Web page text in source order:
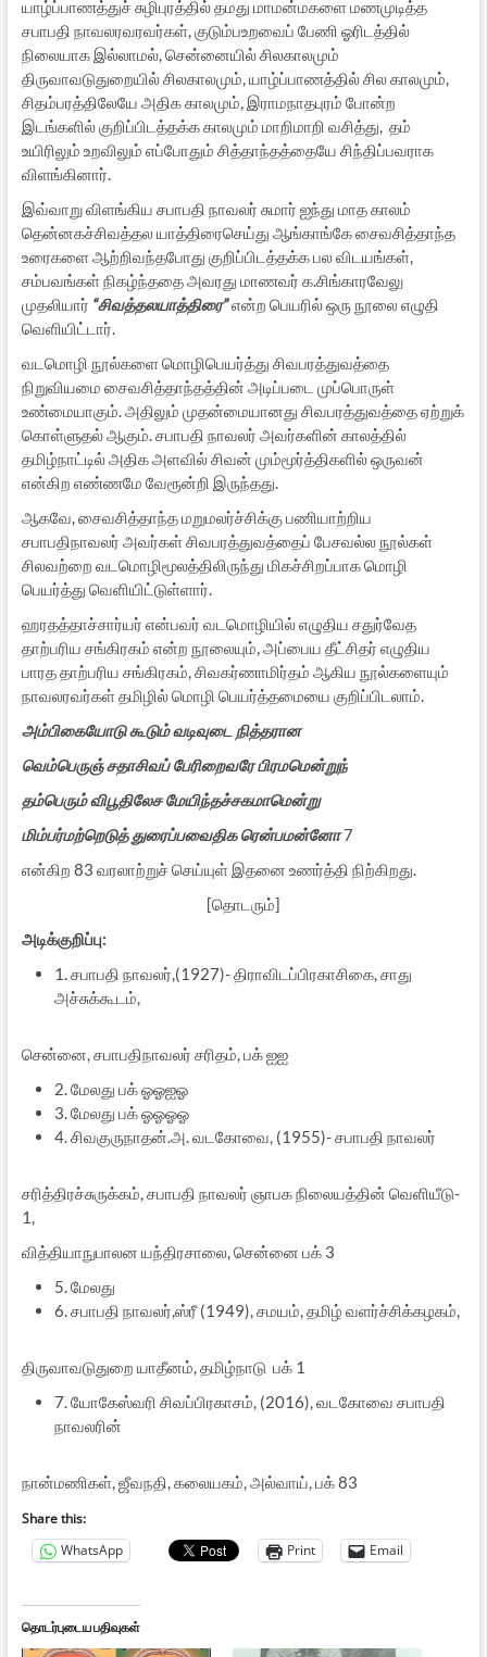
யாழ்ப்பாணத்துச் சுழிபுரத்தில் தமது மாமன்மகளை மணமுடித்த
சபாபதி நாவலரவரவர்கள், குடும்பஉறவைப் பேணி ஓரிடத்தில்
நிலையாக இல்லாமல், சென்னையில் சிலகாலமும்
திருவாவடுதுறையில் சிலகாலமும், யாழ்ப்பாணத்தில் சில காலமும்,
சிதம்பரத்திலேயே அதிக காலமும், இராமநாதபுரம் போன்ற
இடங்களில் குறிப்பிடத்தக்க காலமும் மாறிமாறி வசித்து, தம்
உயிரிலும் உறவிலும் எப்போதும் சித்தாந்தத்தையே சிந்திப்பவராக
விளங்கினார்.
இவ்வாறு விளங்கிய சபாபதி நாவலர் சுமார் ஐந்து மாத காலம்
தென்னகச்சிவத்தல யாத்திரைசெய்து ஆங்காங்கே சைவசித்தாந்த
உரைகளை ஆற்றிவந்தபோது குறிப்பிடத்தக்க பல விடயங்கள்,
சம்பவங்கள் நிகழ்ந்ததை அவரது மாணவர் க.சிங்காரவேலு
முதலியார் “சிவத்தலயாத்திரை”என்ற பெயரில் ஒரு நூலை எழுதி
வெளியிட்டார்.
வடமொழி நூல்களை மொழிபெயர்த்து சிவபரத்துவத்தை
நிறுவியமை சைவசித்தாந்தத்தின் அடிப்படை முப்பொருள்
உண்மையாகும். அதிலும் முதன்மையானது சிவபரத்துவத்தை ஏற்றுக்
கொள்ளுதல் ஆகும். சபாபதி நாவலர் அவர்களின் காலத்தில்
தமிழ்நாட்டில் அதிக அளவில் சிவன் மும்மூர்த்திகளில் ஒருவன்
என்கிற எண்ணமே வேரூன்றி இருந்தது.
ஆகவே, சைவசித்தாந்த மறுமலர்ச்சிக்கு பணியாற்றிய
சபாபதிநாவலர் அவர்கள் சிவபரத்துவத்தைப் பேசவல்ல நூல்கள்
சிலவற்றை வடமொழிமூலத்திலிருந்து மிகச்சிறப்பாக மொழி
பெயர்த்து வெளியிட்டுள்ளார்.
ஹரதத்தாச்சார்யர் என்பவர் வடமொழியில் எழுதிய சதுர்வேத
தாற்பரிய சங்கிரகம் என்ற நூலையும், அப்பைய தீட்சிதர் எழுதிய
பாரத தாற்பரிய சங்கிரகம், சிவகர்ணாமிர்தம் ஆகிய நூல்களையும்
நாவலரவர்கள் தமிழில் மொழி பெயர்த்தமையை குறிப்பிடலாம்.
அம்பிகையோடு கூடும் வடிவுடை நித்தரான
வெம்பெருஞ் சதாசிவப் பேரிறைவரே பிரமமென்றுந்
தம்பெரும் விபூதிலேச மேயிந்தச்சகமாமென்று
மிம்பர்மற்றெடுத் துரைப்பவைதிக ரென்பமன்னோ7
என்கிற 83 வரலாற்றுச் செய்யுள் இதனை உணர்த்தி நிற்கிறது.
[தொடரும்]
அடிக்குறிப்பு:
1. சபாபதி நாவலர்,(1927)- திராவிடப்பிரகாசிகை, சாது
அச்சுக்கூடம்,
சென்னை, சபாபதிநாவலர் சரிதம், பக் ஐஐ
2. மேலது பக் ஓஓஐஓ
3. மேலது பக் ஓஓஓஓ
4. சிவகுருநாதன்.அ. வடகோவை, (1955)- சபாபதி நாவலர்
சரித்திரச்சுருக்கம், சபாபதி நாவலர் ஞாபக நிலையத்தின் வெளியீடு-
1,
வித்தியாநுபாலன யந்திரசாலை, சென்னை பக் 3
5. மேலது
6. சபாபதி நாவலர்,ஸ்ரீ (1949), சமயம், தமிழ் வளர்ச்சிக்கழகம்,
திருவாவடுதுறை யாதீனம், தமிழ்நாடு பக் 1
7. யோகேஸ்வரி சிவப்பிரகாசம், (2016), வடகோவை சபாபதி
நாவலரின்
நான்மணிகள், ஜீவநதி, கலையகம், அல்வாய், பக் 83
Share this:
WhatsApp
Print Email
தொடர்புடைய பதிவுகள்